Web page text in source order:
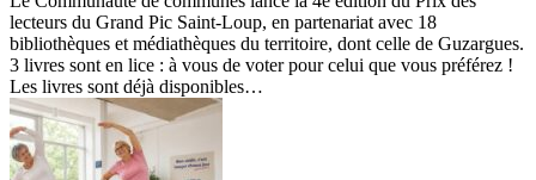
lecteurs du Grand Pic Saint-Loup, en partenariat avec 18
bibliothèques et médiathèques du territoire, dont celle de Guzargues.
3 livres sont en lice : à vous de voter pour celui que vous préférez !
Les livres sont déjà disponibles…